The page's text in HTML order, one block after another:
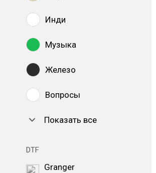
Инди
Музыка
Железо
Вопросы
Показать все
DTF
Granger